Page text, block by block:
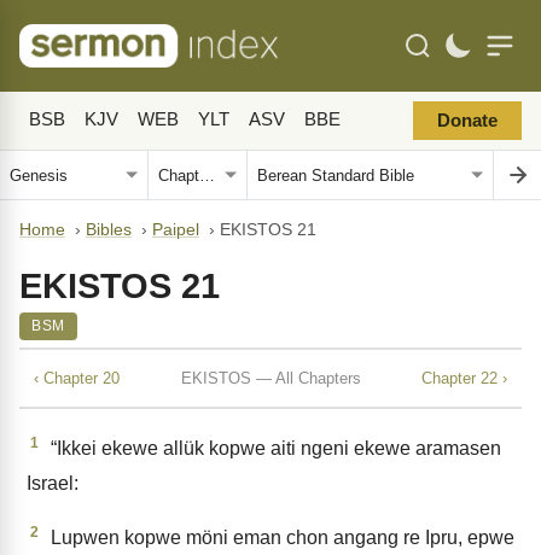
BSB KJV WEB YLT ASV BBE Donate
Home › Bibles › Paipel › EKISTOS 21
EKISTOS 21
BSM
‹ Chapter 20 EKISTOS — All Chapters Chapter 22 ›
1
“Ikkei ekewe allük kopwe aiti ngeni ekewe aramasen
Israel:
2
Lupwen kopwe möni eman chon angang re Ipru, epwe